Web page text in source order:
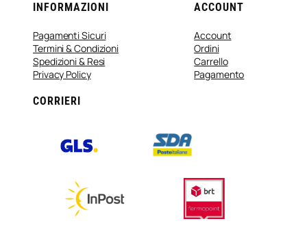
INFORMAZIONI
Pagamenti Sicuri
Termini & Condizioni
Spedizioni & Resi
Privacy Policy
ACCOUNT
Account
Ordini
Carrello
Pagamento
CORRIERI